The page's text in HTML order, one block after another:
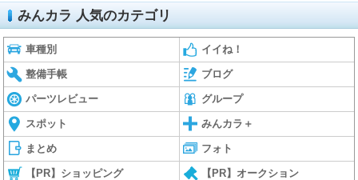
みんカラ 人気のカテゴリ
車種別 イイね！
整備手帳 ブログ
パーツレビュー グループ
スポット みんカラ＋
まとめ フォト
【PR】ショッピング 【PR】オークション